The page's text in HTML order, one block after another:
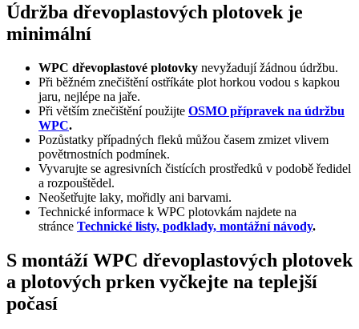
Údržba dřevoplastových plotovek je
minimální
WPC dřevoplastové plotovky nevyžadují žádnou údržbu.
Při běžném znečištění ostříkáte plot horkou vodou s kapkou
jaru, nejlépe na jaře.
Při větším znečištění použijte OSMO přípravek na údržbu
WPC.
Pozůstatky případných fleků můžou časem zmizet vlivem
povětrnostních podmínek.
Vyvarujte se agresivních čistících prostředků v podobě ředidel
a rozpouštědel.
Neošetřujte laky, mořidly ani barvami.
Technické informace k WPC plotovkám najdete na
stránce Technické listy, podklady, montážní návody.
S montáží WPC dřevoplastových plotovek
a plotových prken vyčkejte na teplejší
počasí